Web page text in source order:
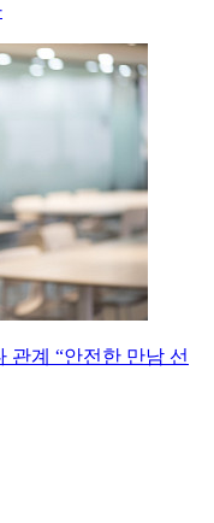
관계 “안전한 만남 선